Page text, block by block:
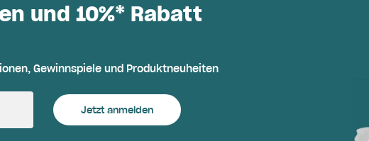
und 10%* Rabatt
Gewinnspiele und Produktneuheiten
Jetzt anmelden